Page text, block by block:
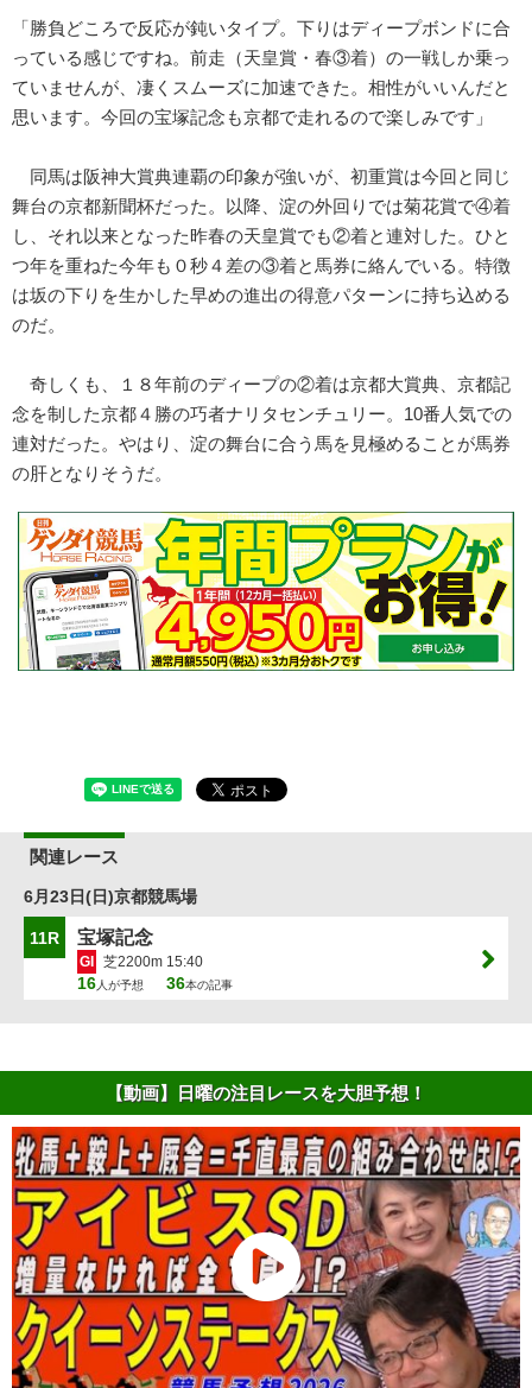
「勝負どころで反応が鈍いタイプ。下りはディープボンドに合
っている感じですね。前走（天皇賞・春③着）の一戦しか乗っ
ていませんが、凄くスムーズに加速できた。相性がいいんだと
思います。今回の宝塚記念も京都で走れるので楽しみです」
同馬は阪神大賞典連覇の印象が強いが、初重賞は今回と同じ
舞台の京都新聞杯だった。以降、淀の外回りでは菊花賞で④着
し、それ以来となった昨春の天皇賞でも②着と連対した。ひと
つ年を重ねた今年も０秒４差の③着と馬券に絡んでいる。特徴
は坂の下りを生かした早めの進出の得意パターンに持ち込める
のだ。
奇しくも、１８年前のディープの②着は京都大賞典、京都記
念を制した京都４勝の巧者ナリタセンチュリー。10番人気での
連対だった。やはり、淀の舞台に合う馬を見極めることが馬券
の肝となりそうだ。
関連レース
6月23日(日)京都競馬場
11R 宝塚記念
GI 芝2200m 15:40
16人が予想 36本の記事
【動画】日曜の注目レースを大胆予想！